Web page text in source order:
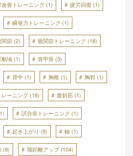
改善トレーニング (1) 疲労回復 (1)
瞬発力トレーニング (1)
関節 (2) 股関節トレーニング (18)
動域 (1) 肩甲骨 (3)
背中 (1) 胸椎 (1) 胸郭 (1)
ーニング (18) 腹斜筋 (1)
試合前トレーニング (1)
起き上がり (8) 軸 (1)
(8) 飛距離アップ(104)